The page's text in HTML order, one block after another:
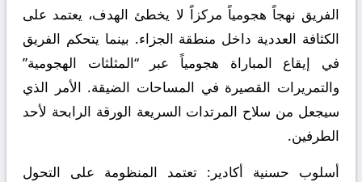
الفريق نهجاً هجومياً مركزاً لا يخطئ الهدف، يعتمد على
الكثافة العددية داخل منطقة الجزاء. بينما يتحكم الفريق
في إيقاع المباراة هجومياً عبر “المثلثات الهجومية”
والتمريرات القصيرة في المساحات الضيقة. الأمر الذي
سيجعل من سلاح المرتدات السريعة الورقة الرابحة لأحد
الطرفين.
أسلوب حسنية أكادير: تعتمد المنظومة على التحول